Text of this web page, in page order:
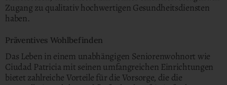
Zugang zu qualitativ hochwertigen Gesundheitsdiensten
haben.
Präventives Wohlbefinden
Das Leben in einem unabhängigen Seniorenwohnort wie
Ciudad Patricia mit seinen umfangreichen Einrichtungen
bietet zahlreiche Vorteile für die Vorsorge, die die